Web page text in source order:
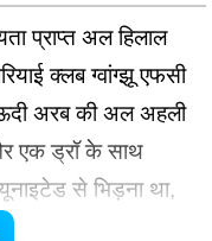
प्राप्त अल हिलाल
क्लब ग्वांग्झू एफसी
अरब की अल अहली
एक ड्रॉ के साथ
से भिड़ना था,
कतर की 2011